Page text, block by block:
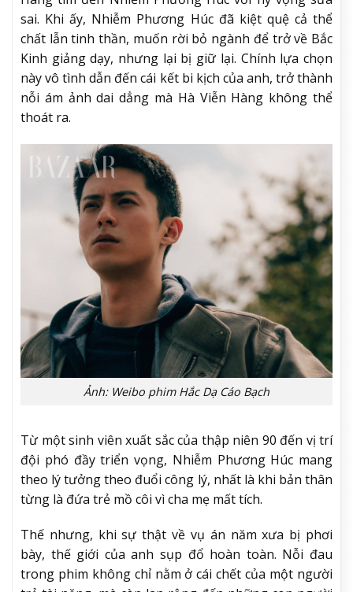
sai. Khi ấy, Nhiễm Phương Húc đã kiệt quệ cả thể
chất lẫn tinh thần, muốn rời bỏ ngành để trở về Bắc
Kinh giảng dạy, nhưng lại bị giữ lại. Chính lựa chọn
này vô tình dẫn đến cái kết bi kịch của anh, trở thành
nỗi ám ảnh dai dẳng mà Hà Viễn Hàng không thể
thoát ra.
Ảnh: Weibo phim Hắc Dạ Cáo Bạch
Từ một sinh viên xuất sắc của thập niên 90 đến vị trí
đội phó đầy triển vọng, Nhiễm Phương Húc mang
theo lý tưởng theo đuổi công lý, nhất là khi bản thân
từng là đứa trẻ mồ côi vì cha mẹ mất tích.
Thế nhưng, khi sự thật về vụ án năm xưa bị phơi
bày, thế giới của anh sụp đổ hoàn toàn. Nỗi đau
trong phim không chỉ nằm ở cái chết của một người